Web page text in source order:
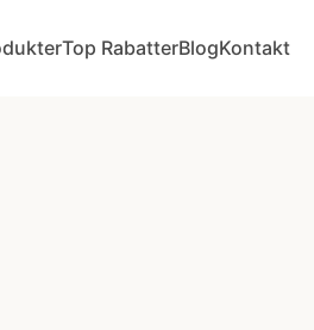
Top RabatterBlogKontakt